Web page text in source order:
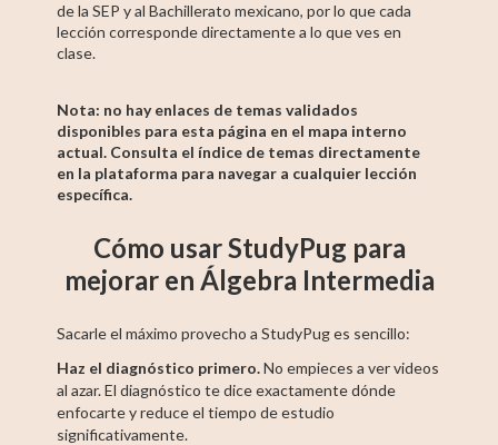
de la SEP y al Bachillerato mexicano, por lo que cada
lección corresponde directamente a lo que ves en
clase.
Nota: no hay enlaces de temas validados
disponibles para esta página en el mapa interno
actual. Consulta el índice de temas directamente
en la plataforma para navegar a cualquier lección
específica.
Cómo usar StudyPug para
mejorar en Álgebra Intermedia
Sacarle el máximo provecho a StudyPug es sencillo:
Haz el diagnóstico primero.No empieces a ver videos
al azar. El diagnóstico te dice exactamente dónde
enfocarte y reduce el tiempo de estudio
significativamente.